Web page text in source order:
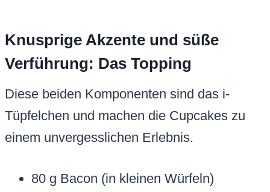
Knusprige Akzente und süße
Verführung: Das Topping
Diese beiden Komponenten sind das i-
Tüpfelchen und machen die Cupcakes zu
einem unvergesslichen Erlebnis.
80 g Bacon (in kleinen Würfeln)